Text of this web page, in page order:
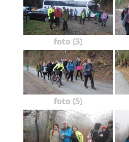
foto (3)
foto (5)